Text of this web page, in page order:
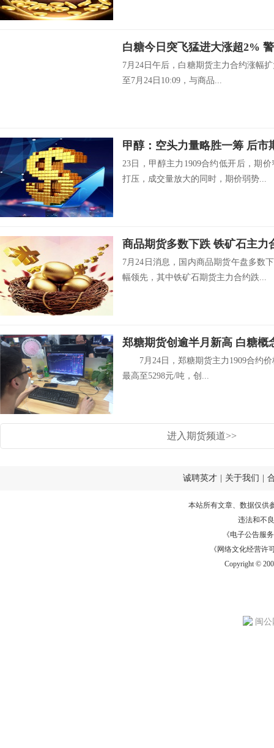
7月24日午后，白糖期货主力合约涨幅
至7月24日10:09，与商品...
甲醇：空头力量略胜一筹 后市
23日，甲醇主力1909合约低开后，期
打压，成交量放大的同时，期价弱势...
商品期货多数下跌 铁矿石主力
7月24日消息，国内商品期货午盘多数
幅领先，其中铁矿石期货主力合约跌...
郑糖期货创逾半月新高 白糖概
7月24日，郑糖期货主力1909合约价
最高至5298元/吨，创...
进入期货频道>>
诚聘英才 关于我们
本站所有文章、数据仅供
违法和不
《电子公告服务
《网络文化经营许
Copyright ©
闽公